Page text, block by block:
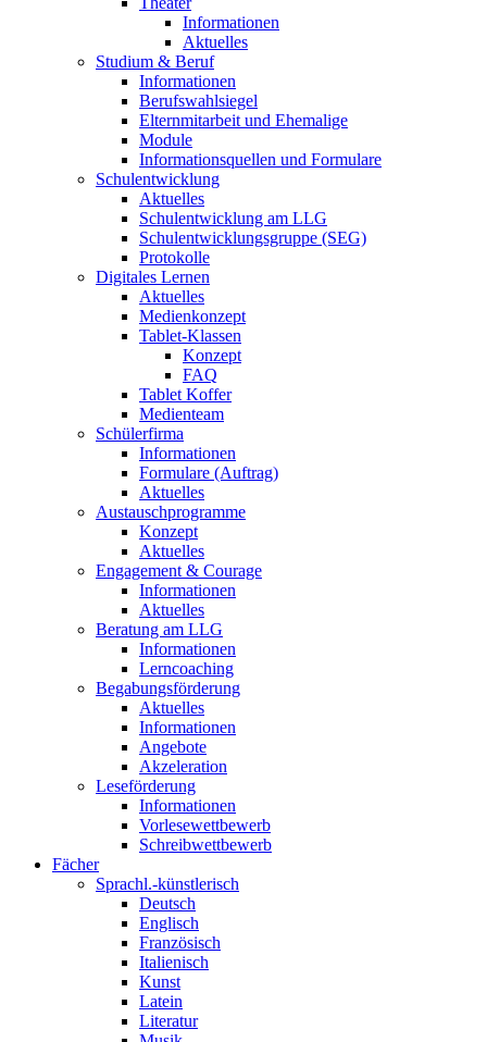
Informationen
Aktuelles
Studium & Beruf
Informationen
Berufswahlsiegel
Elternmitarbeit und Ehemalige
Module
Informationsquellen und Formulare
Schulentwicklung
Aktuelles
Schulentwicklung am LLG
Schulentwicklungsgruppe (SEG)
Protokolle
Digitales Lernen
Aktuelles
Medienkonzept
Tablet-Klassen
Konzept
FAQ
Tablet Koffer
Medienteam
Schülerfirma
Informationen
Formulare (Auftrag)
Aktuelles
Austauschprogramme
Konzept
Aktuelles
Engagement & Courage
Informationen
Aktuelles
Beratung am LLG
Informationen
Lerncoaching
Begabungsförderung
Aktuelles
Informationen
Angebote
Akzeleration
Leseförderung
Informationen
Vorlesewettbewerb
Schreibwettbewerb
Fächer
Sprachl.-künstlerisch
Deutsch
Englisch
Französisch
Italienisch
Kunst
Latein
Literatur